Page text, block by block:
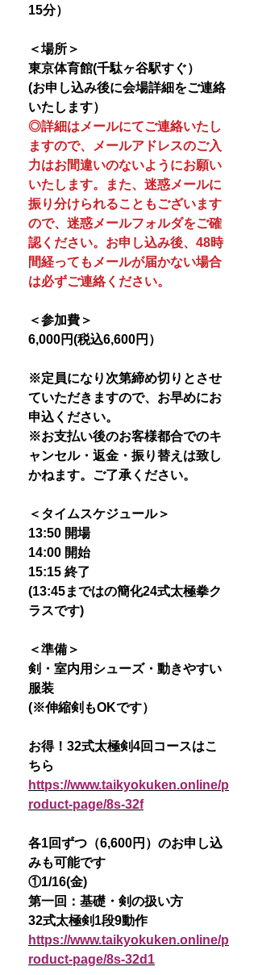
15分）
＜場所＞
東京体育館(千駄ヶ谷駅すぐ）
(お申し込み後に会場詳細をご連絡
いたします）
◎詳細はメールにてご連絡いたし
ますので、メールアドレスのご入
力はお間違いのないようにお願い
いたします。また、迷惑メールに
振り分けられることもございます
ので、迷惑メールフォルダをご確
認ください。お申し込み後、48時
間経ってもメールが届かない場合
は必ずご連絡ください。
＜参加費＞
6,000円(税込6,600円）
※定員になり次第締め切りとさせ
ていただきますので、お早めにお
申込ください。
※お支払い後のお客様都合でのキ
ャンセル・返金・振り替えは致し
かねます。ご了承ください。
＜タイムスケジュール＞
13:50 開場
14:00 開始
15:15 終了
(13:45まではの簡化24式太極拳ク
ラスです)
＜準備＞
剣・室内用シューズ・動きやすい
服装
(※伸縮剣もOKです）
お得！32式太極剣4回コースはこ
ちら
https://www.taikyokuken.online/p
roduct-page/8s-32f
各1回ずつ（6,600円）のお申し込
みも可能です
①1/16(金)
第一回：基礎・剣の扱い方
32式太極剣1段9動作
https://www.taikyokuken.online/p
roduct-page/8s-32d1